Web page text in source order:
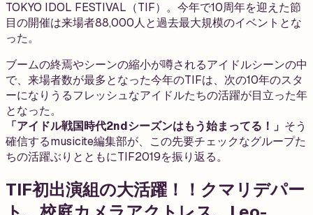
TOKYO IDOL FESTIVAL（TIF）。今年で10周年を迎えた節
目の開催は来場者88,000人と過去最大規模のイベントとな
った。
ブームの終焉やシーンの縮小が噂されるアイドルシーンの中
で、来場者数が最多となった今年のTIFは、次の10年のスタ
ーになりうるフレッシュなアイドルたちの活躍が目立った年
となった。
「アイドル戦国時代2ndシーズンはもう始まってる！」 そう
確信するmusicite編集部が、この先要チェックなグループた
ちの活躍ぶりとともにTIF2019を振り返る。
TIF初出演組の大活躍！！クマリデパー